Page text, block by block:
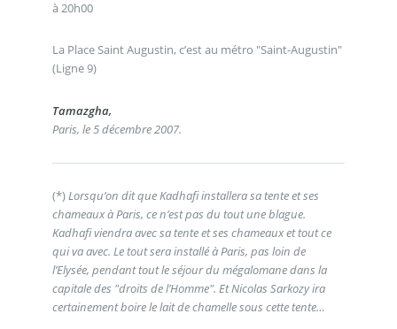
à 20h00
La Place Saint Augustin, c’est au métro "Saint-Augustin"
(Ligne 9)
Tamazgha,
Paris, le 5 décembre 2007.
(*)Lorsqu’on dit que Kadhafi installera sa tente et ses
chameaux à Paris, ce n’est pas du tout une blague.
Kadhafi viendra avec sa tente et ses chameaux et tout ce
qui va avec. Le tout sera installé à Paris, pas loin de
l’Elysée, pendant tout le séjour du mégalomane dans la
capitale des "droits de l’Homme". Et Nicolas Sarkozy ira
certainement boire le lait de chamelle sous cette tente…